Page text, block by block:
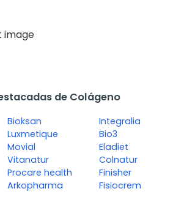
de Colágeno
Bioksan
Luxmetique
Movial
Vitanatur
Procare health
Arkopharma
Integralia
Bio3
Eladiet
Colnatur
Finisher
Fisiocrem